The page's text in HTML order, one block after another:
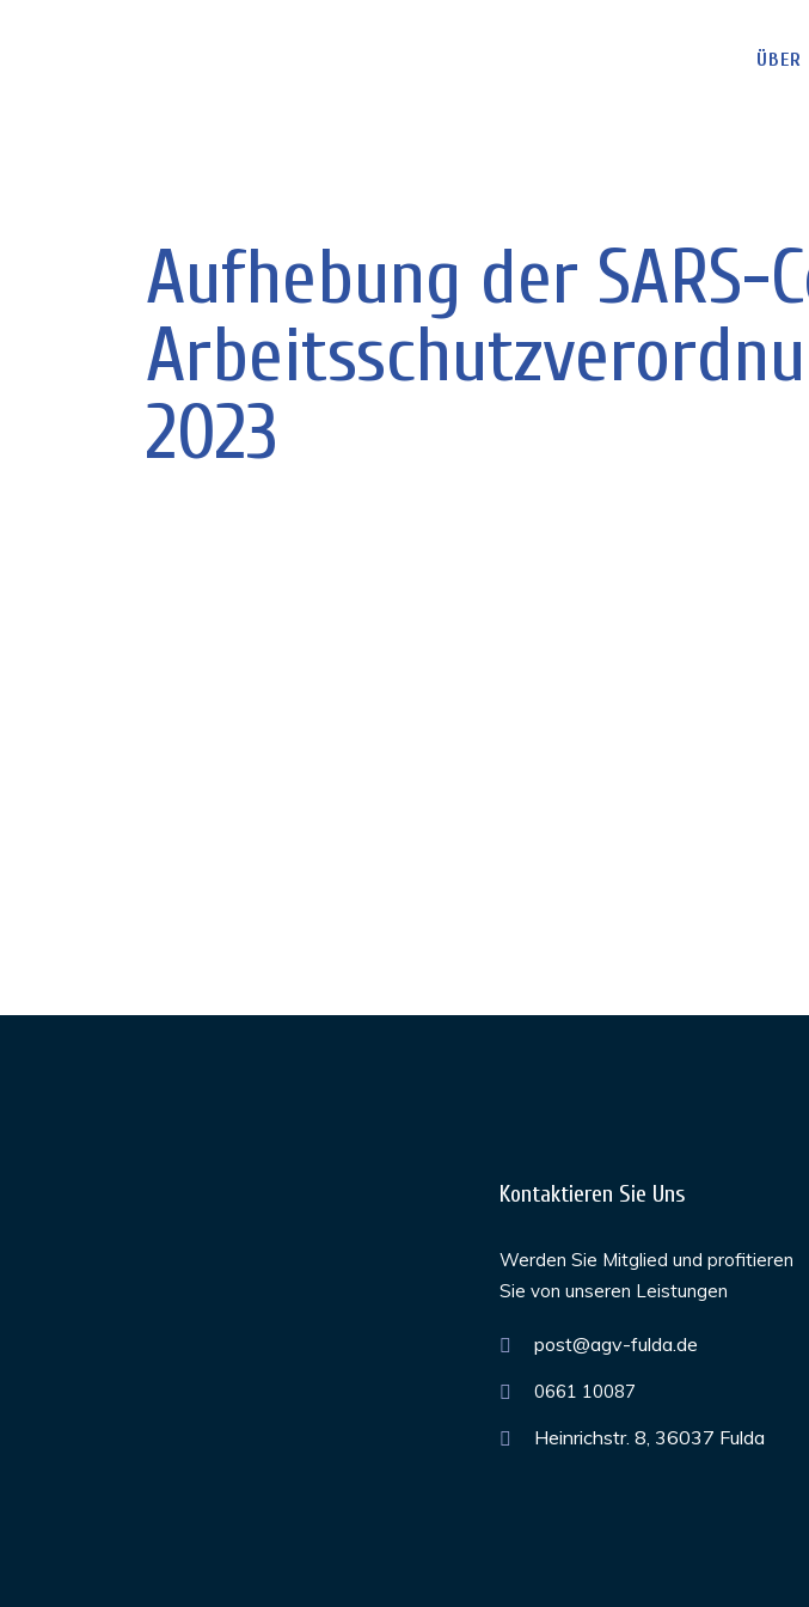
ÜBER
Aufhebung der SARS-
2023
Kontaktieren Sie Uns
Werden Sie Mitglied und profitieren
Sie von unseren Leistungen
post@agv-fulda.de
0661 10087
Heinrichstr. 8, 36037 Fulda